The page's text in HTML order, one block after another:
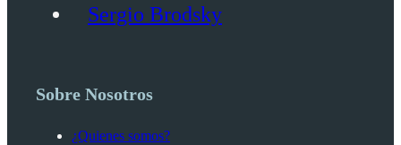
Sergio Brodsky
Sobre Nosotros
¿Quienes somos?